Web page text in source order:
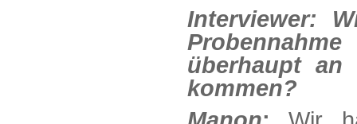
Interviewer:
überhaupt an
kommen?